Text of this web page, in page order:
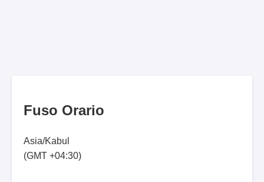
Fuso Orario
Asia/Kabul
(GMT +04:30)